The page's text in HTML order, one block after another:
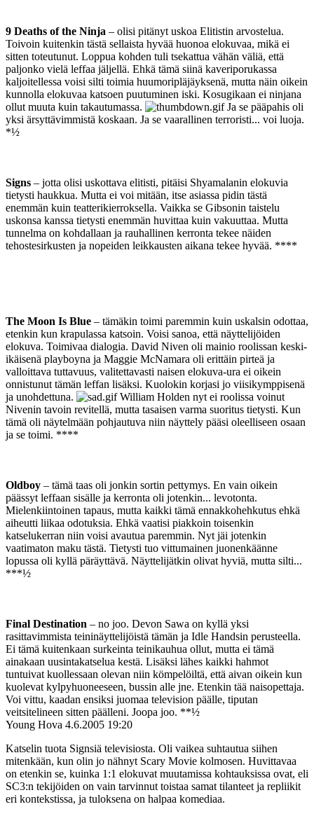
9 Deaths of the Ninja – olisi pitänyt uskoa Elitistin arvostelua.
Toivoin kuitenkin tästä sellaista hyvää huonoa elokuvaa, mikä ei
sitten toteutunut. Loppua kohden tuli tsekattua vähän väliä, että
paljonko vielä leffaa jäljellä. Ehkä tämä siinä kaveriporukassa
kaljoitellessa voisi silti toimia huumoripläjäyksenä, mutta näin oikein
kunnolla elokuvaa katsoen puutuminen iski. Kosugikaan ei ninjana
ollut muuta kuin takautumassa.
Ja se pääpahis oli
yksi ärsyttävimmistä koskaan. Ja se vaarallinen terroristi... voi luoja.
*½
Signs – jotta olisi uskottava elitisti, pitäisi Shyamalanin elokuvia
tietysti haukkua. Mutta ei voi mitään, itse asiassa pidin tästä
enemmän kuin teatterikierroksella. Vaikka se Gibsonin taistelu
uskonsa kanssa tietysti enemmän huvittaa kuin vakuuttaa. Mutta
tunnelma on kohdallaan ja rauhallinen kerronta tekee näiden
tehostesirkusten ja nopeiden leikkausten aikana tekee hyvää. ****
The Moon Is Blue – tämäkin toimi paremmin kuin uskalsin odottaa,
etenkin kun krapulassa katsoin. Voisi sanoa, että näyttelijöiden
elokuva. Toimivaa dialogia. David Niven oli mainio roolissan keski-
ikäisenä playboyna ja Maggie McNamara oli erittäin pirteä ja
valloittava tuttavuus, valitettavasti naisen elokuva-ura ei oikein
onnistunut tämän leffan lisäksi. Kuolokin korjasi jo viisikymppisenä
ja unohdettuna.
William Holden nyt ei roolissa voinut
Nivenin tavoin revitellä, mutta tasaisen varma suoritus tietysti. Kun
tämä oli näytelmään pohjautuva niin näyttely pääsi oleelliseen osaan
ja se toimi. ****
Oldboy – tämä taas oli jonkin sortin pettymys. En vain oikein
päässyt leffaan sisälle ja kerronta oli jotenkin... levotonta.
Mielenkiintoinen tapaus, mutta kaikki tämä ennakkohehkutus ehkä
aiheutti liikaa odotuksia. Ehkä vaatisi piakkoin toisenkin
katselukerran niin voisi avautua paremmin. Nyt jäi jotenkin
vaatimaton maku tästä. Tietysti tuo vittumainen juonenkäänne
lopussa oli kyllä päräyttävä. Näyttelijätkin olivat hyviä, mutta silti...
***½
Final Destination – no joo. Devon Sawa on kyllä yksi
rasittavimmista teininäyttelijöistä tämän ja Idle Handsin perusteella.
Ei tämä kuitenkaan surkeinta teinikauhua ollut, mutta ei tämä
ainakaan uusintakatselua kestä. Lisäksi lähes kaikki hahmot
tuntuivat kuollessaan olevan niin kömpelöiltä, että aivan oikein kun
kuolevat kylpyhuoneeseen, bussin alle jne. Etenkin tää naisopettaja.
Voi vittu, kaadan ensiksi juomaa television päälle, tiputan
veitsitelineen sitten päälleni. Joopa joo. **½
Young Hova 4.6.2005 19:20
Katselin tuota Signsiä televisiosta. Oli vaikea suhtautua siihen
mitenkään, kun olin jo nähnyt Scary Movie kolmosen. Huvittavaa
on etenkin se, kuinka 1:1 elokuvat muutamissa kohtauksissa ovat, eli
SC3:n tekijöiden on vain tarvinnut toistaa samat tilanteet ja repliikit
eri kontekstissa, ja tuloksena on halpaa komediaa.